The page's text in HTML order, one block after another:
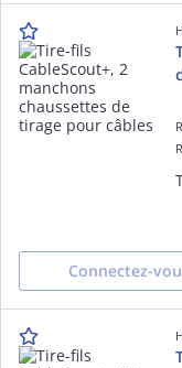
Connectez-